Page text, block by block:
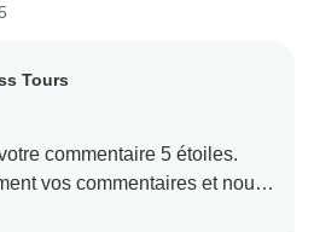
Tours
commentaire 5 étoiles.
vos commentaires et nous
ayez apprécié votre voyage